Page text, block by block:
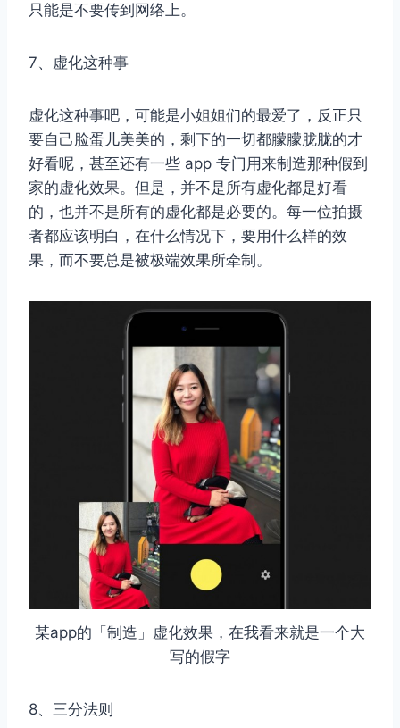
只能是不要传到网络上。
7、虚化这种事
虚化这种事吧，可能是小姐姐们的最爱了，反正只
要自己脸蛋儿美美的，剩下的一切都朦朦胧胧的才
好看呢，甚至还有一些 app 专门用来制造那种假到
家的虚化效果。但是，并不是所有虚化都是好看
的，也并不是所有的虚化都是必要的。每一位拍摄
者都应该明白，在什么情况下，要用什么样的效
果，而不要总是被极端效果所牵制。
某app的「制造」虚化效果，在我看来就是一个大
写的假字
8、三分法则